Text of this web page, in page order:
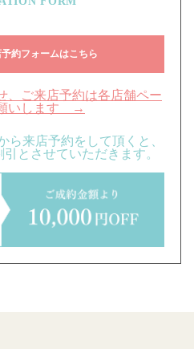
約フォームはこちら
、ご来店予約は各店舗ペー
いします →
ら来店予約をして頂くと、
とさせていただきます。